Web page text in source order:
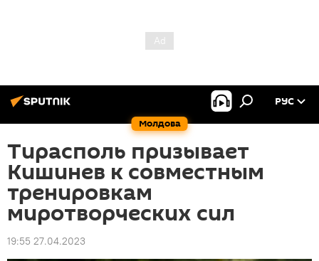
Молдова
РУС
Тирасполь призывает
Кишинев к совместным
тренировкам
миротворческих сил
19:55 27.04.2023